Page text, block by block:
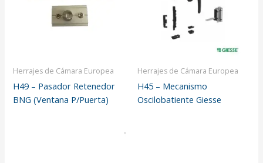
Herrajes de Cámara Europea
H49 – Pasador Retenedor
BNG (Ventana P/Puerta)
Herrajes de Cámara Europea
H45 – Mecanismo
Oscilobatiente Giesse